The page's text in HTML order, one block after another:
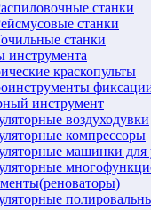
станки
станки
станки
инструмента
краскопульты
инструмент
воздуходувки
компрессоры
машинки для